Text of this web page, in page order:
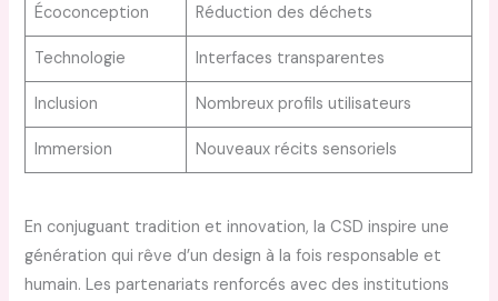
Écoconception Réduction des déchets
Technologie Interfaces transparentes
Inclusion Nombreux profils utilisateurs
Immersion Nouveaux récits sensoriels
En conjuguant tradition et innovation, la CSD inspire une
génération qui rêve d’un design à la fois responsable et
humain. Les partenariats renforcés avec des institutions